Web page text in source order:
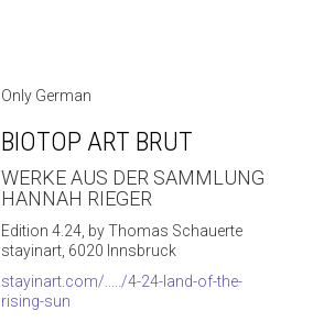
Only German
BIOTOP ART BRUT
WERKE AUS DER SAMMLUNG
HANNAH RIEGER
Edition 4.24, by Thomas Schauerte
stayinart, 6020 Innsbruck
stayinart.com/...../4-24-land-of-the-
rising-sun